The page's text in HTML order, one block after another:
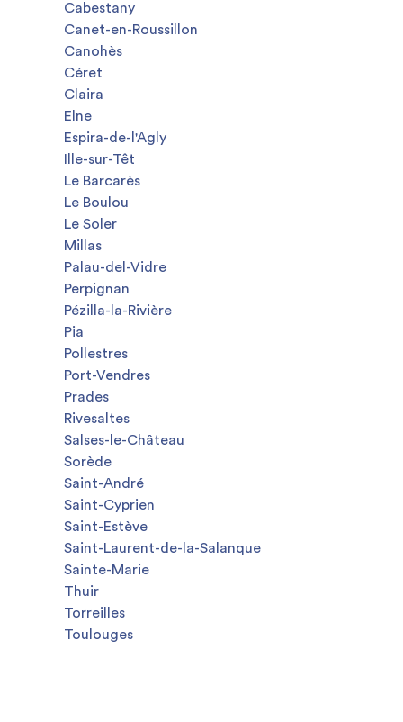
Cabestany
Canet-en-Roussillon
Canohès
Céret
Claira
Elne
Espira-de-l'Agly
Ille-sur-Têt
Le Barcarès
Le Boulou
Le Soler
Millas
Palau-del-Vidre
Perpignan
Pézilla-la-Rivière
Pia
Pollestres
Port-Vendres
Prades
Rivesaltes
Salses-le-Château
Sorède
Saint-André
Saint-Cyprien
Saint-Estève
Saint-Laurent-de-la-Salanque
Sainte-Marie
Thuir
Torreilles
Toulouges